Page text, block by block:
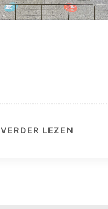
VERDER LEZEN